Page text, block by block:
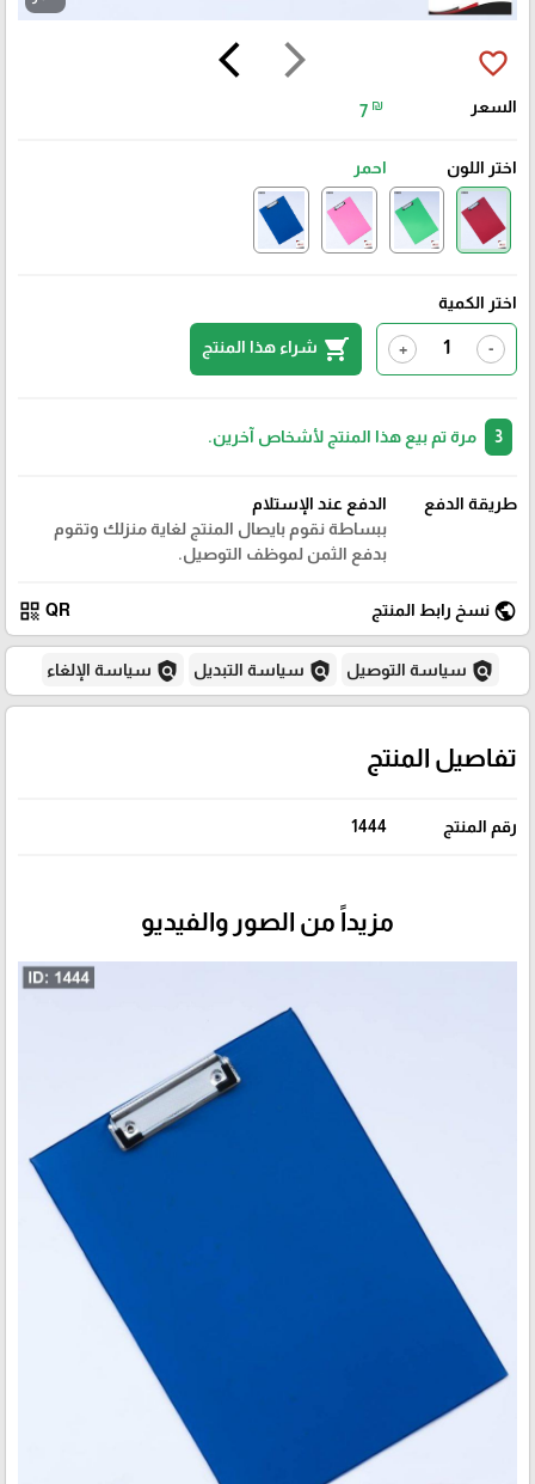
arrow_forward_ios
arrow_back_ios favorite_border
السعر 7 ₪
اختر اللون احمر
اختر الكمية
-
+
shopping_cart شراء هذا المنتج
مرة تم بيع هذا المنتج لأشخاص آخرين.
طريقة الدفع
الدفع عند الإستلام
ببساطة نقوم بايصال المنتج لغاية منزلك وتقوم
بدفع الثمن لموظف التوصيل.
public نسخ رابط المنتج QR
qr_code
policy سياسة التوصيل policy سياسة التبديل policy سياسة الإلغاء
تفاصيل المنتج
رقم المنتج 1444
مزيداً من الصور والفيديو